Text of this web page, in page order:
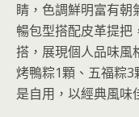
睛，色調鮮明富有朝
暢包型搭配皮革提把
搭，展現個人品味風
烤鴨粽1顆、五福粽
是自用，以經典風味